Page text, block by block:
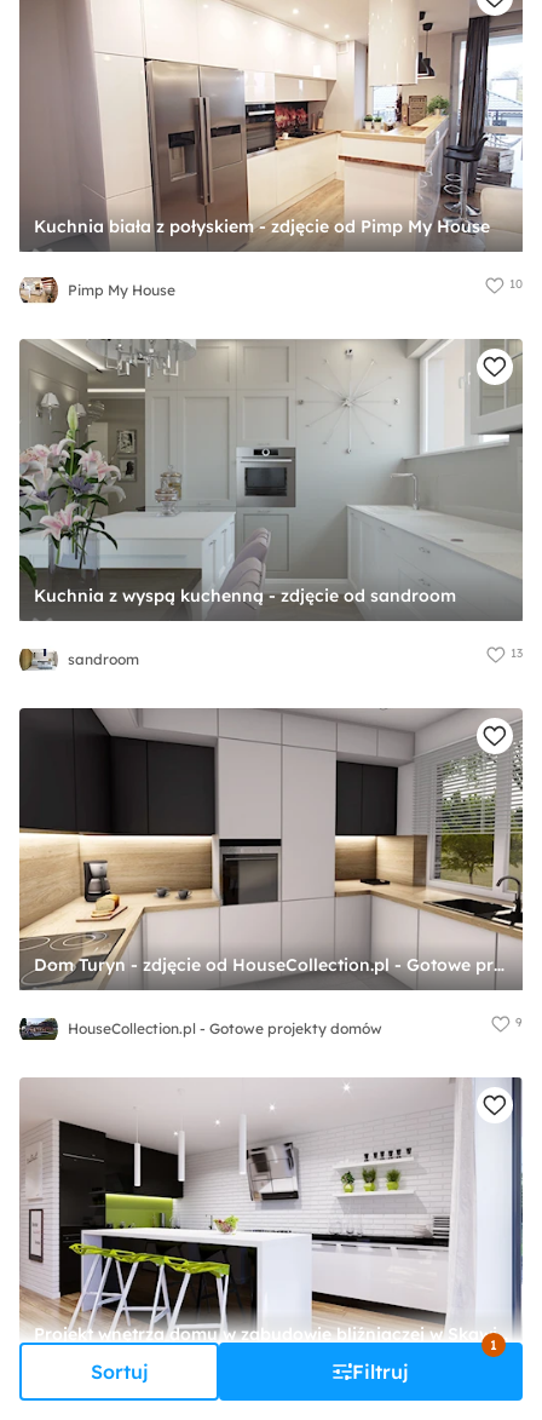
Sortuj Filtruj
1
Kuchnia biała z połyskiem - zdjęcie od Pimp My House
Pimp My House 10
Kuchnia z wyspą kuchenną - zdjęcie od sandroom
sandroom 13
Dom Turyn - zdjęcie od HouseCollection.pl - Gotowe projekty domów
HouseCollection.pl - Gotowe projekty domów 9
Projekt wnętrza domu w zabudowie bliźniaczej w Skawinie - Duża otwarta z kamiennym blatem biała czarna z zabudowaną lodówką kuchnia w kształcie litery l z wyspą lub półwyspem z oknem, styl nowoczesny - zdjęcie od kaim.work
kaim.work